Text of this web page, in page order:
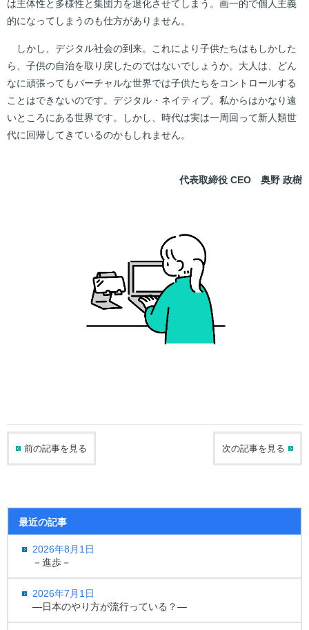
は主体性と多様性と集団力を退化させてしまう。画一的で個人主義
的になってしまうのも仕方がありません。
しかし、デジタル社会の到来。これにより子供たちはもしかした
ら、子供の自治を取り戻したのではないでしょうか。大人は、どん
なに頑張ってもバーチャルな世界では子供たちをコントロールする
ことはできないのです。デジタル・ネイティブ。私からはかなり遠
いところにある世界です。しかし、時代は実は一周回って新人類世
代に回帰してきているのかもしれません。
代表取締役 CEO 奥野 政樹
前の記事を見る 次の記事を見る
最近の記事
2026年8月1日
－進歩－
2026年7月1日
―日本のやり方が流行っている？―